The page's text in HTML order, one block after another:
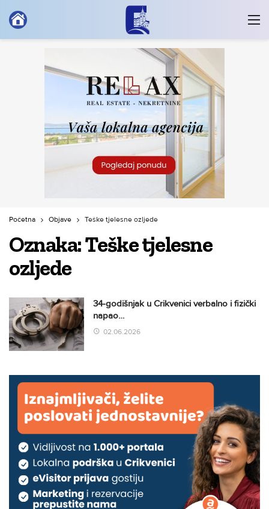
Početna Objave Teške tjelesne ozljede
Oznaka:Teške tjelesne
ozljede
34-godišnjak u Crikvenici verbalno i fizički
napao…
02.06.2026